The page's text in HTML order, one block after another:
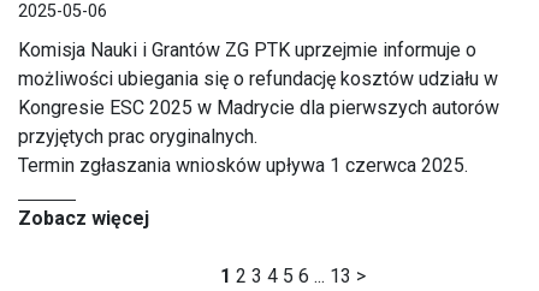
2025-05-06
Komisja Nauki i Grantów ZG PTK uprzejmie informuje o
możliwości ubiegania się o refundację kosztów udziału w
Kongresie ESC 2025 w Madrycie dla pierwszych autorów
przyjętych prac oryginalnych.
Termin zgłaszania wniosków upływa 1 czerwca 2025.
Zobacz więcej
1 2 3 4 5 6 ... 13 >